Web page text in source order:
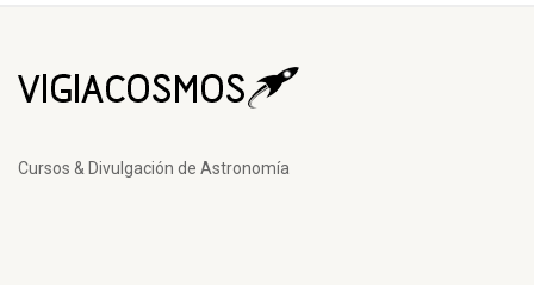
Cursos & Divulgación de Astronomía